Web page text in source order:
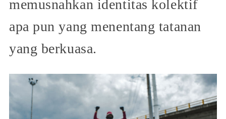
memusnahkan identitas kolektif
apa pun yang menentang tatanan
yang berkuasa.